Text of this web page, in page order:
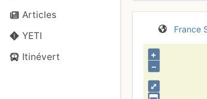
Articles
YETI
Itinévert
France
⤢
+
–